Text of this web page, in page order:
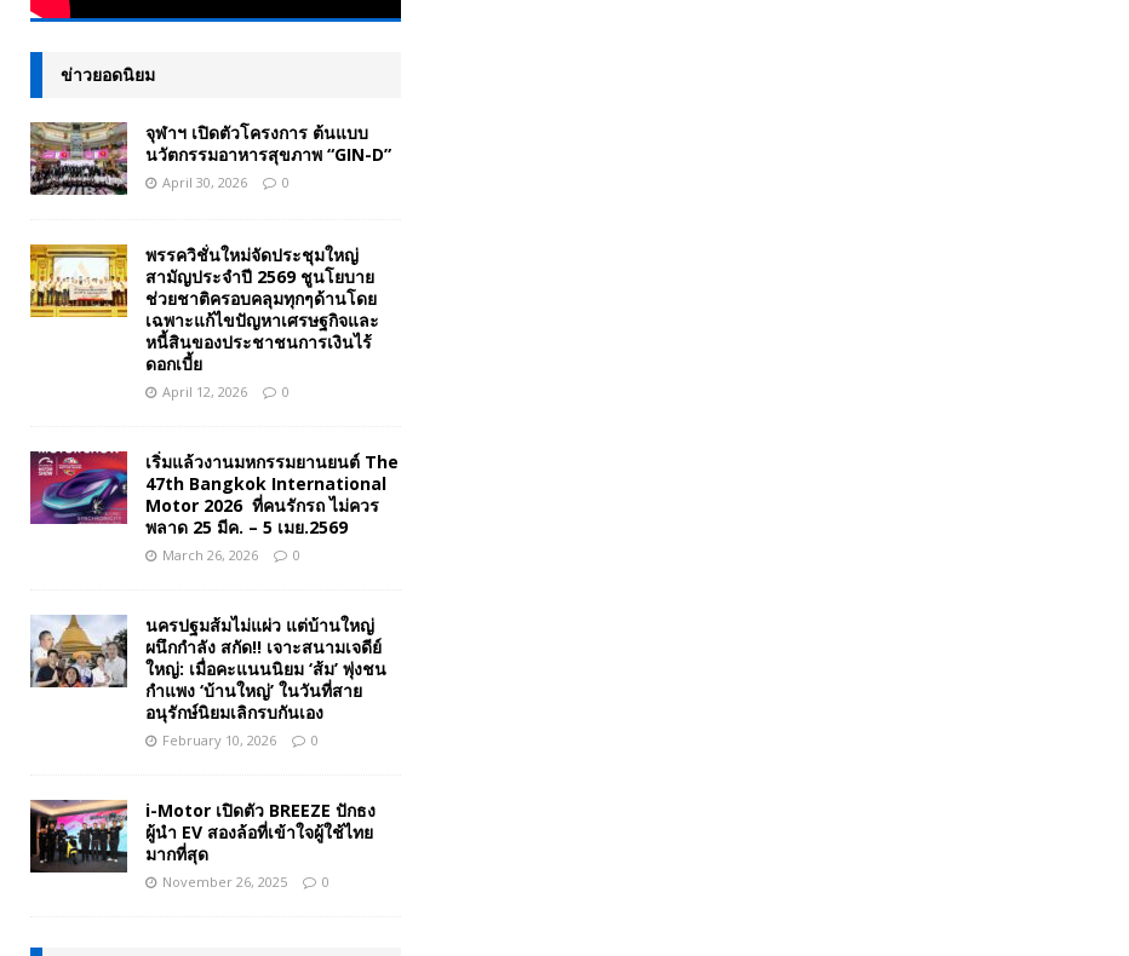
ข่าวยอดนิยม
จุฬาฯ เปิดตัวโครงการ ต้นแบบ
นวัตกรรมอาหารสุขภาพ “GIN-D”
April 30, 2026 0
พรรควิชั่นใหม่จัดประชุมใหญ่
สามัญประจำปี 2569 ชูนโยบาย
ช่วยชาติครอบคลุมทุกๆด้านโดย
เฉพาะแก้ไขปัญหาเศรษฐกิจและ
หนี้สินของประชาชนการเงินไร้
ดอกเบี้ย
April 12, 2026 0
เริ่มแล้วงานมหกรรมยานยนต์ The
47th Bangkok International
Motor 2026 ที่คนรักรถ ไม่ควร
พลาด 25 มีค. – 5 เมย.2569
March 26, 2026 0
นครปฐมส้มไม่แผ่ว แต่บ้านใหญ่
ผนึกกำลัง สกัด!! เจาะสนามเจดีย์
ใหญ่: เมื่อคะแนนนิยม ‘ส้ม’ พุ่งชน
กำแพง ‘บ้านใหญ่’ ในวันที่สาย
อนุรักษ์นิยมเลิกรบกันเอง
February 10, 2026 0
i-Motor เปิดตัว BREEZE ปักธง
ผู้นำ EV สองล้อที่เข้าใจผู้ใช้ไทย
มากที่สุด
November 26, 2025 0